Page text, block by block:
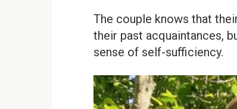
The couple knows that
their past acquaintances,
sense of self-sufficiency.